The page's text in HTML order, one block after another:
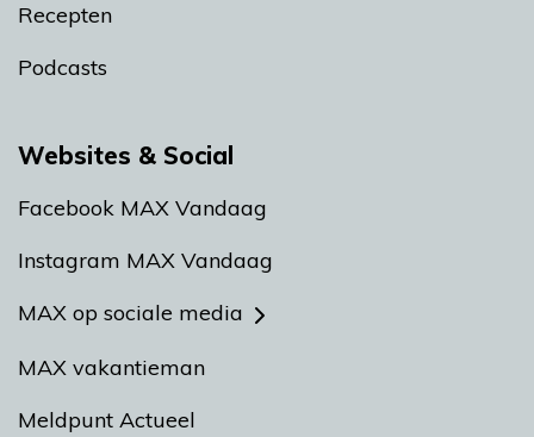
Recepten
Podcasts
Websites & Social
Facebook MAX Vandaag
Instagram MAX Vandaag
MAX op sociale media
MAX vakantieman
Meldpunt Actueel